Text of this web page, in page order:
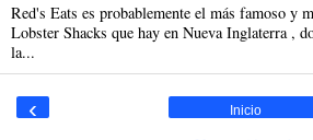
Red's Eats es probablemente el más famoso y
Lobster Shacks que hay en Nueva Inglaterra ,
la...
‹ Inicio